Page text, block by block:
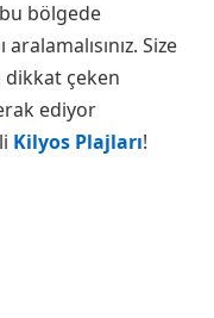
bölgede
Size
dikkat çeken
ediyor
Kilyos Plajları!